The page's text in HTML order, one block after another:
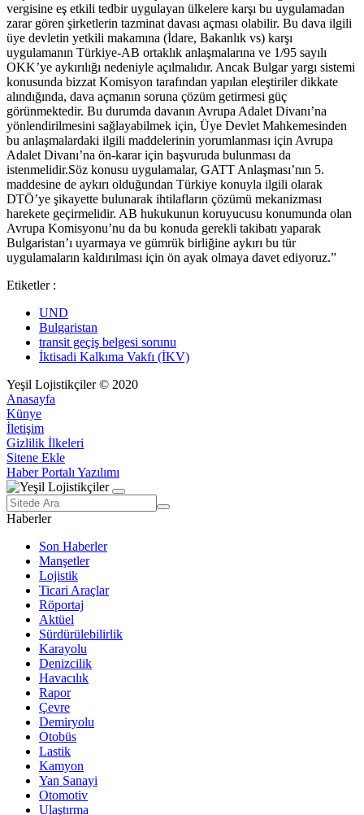
vergisine eş etkili tedbir uygulayan ülkelere karşı bu uygulamadan
zarar gören şirketlerin tazminat davası açması olabilir. Bu dava ilgili
üye devletin yetkili makamına (İdare, Bakanlık vs) karşı
uygulamanın Türkiye-AB ortaklık anlaşmalarına ve 1/95 sayılı
OKK’ye aykırılığı nedeniyle açılmalıdır. Ancak Bulgar yargı sistemi
konusunda bizzat Komisyon tarafından yapılan eleştiriler dikkate
alındığında, dava açmanın soruna çözüm getirmesi güç
görünmektedir. Bu durumda davanın Avrupa Adalet Divanı’na
yönlendirilmesini sağlayabilmek için, Üye Devlet Mahkemesinden
bu anlaşmalardaki ilgili maddelerinin yorumlanması için Avrupa
Adalet Divanı’na ön-karar için başvuruda bulunması da
istenmelidir.Söz konusu uygulamalar, GATT Anlaşması’nın 5.
maddesine de aykırı olduğundan Türkiye konuyla ilgili olarak
DTÖ’ye şikayette bulunarak ihtilafların çözümü mekanizması
harekete geçirmelidir. AB hukukunun koruyucusu konumunda olan
Avrupa Komisyonu’nu da bu konuda gerekli takibatı yaparak
Bulgaristan’ı uyarmaya ve gümrük birliğine aykırı bu tür
uygulamaların kaldırılması için ön ayak olmaya davet ediyoruz.”
Etiketler :
UND
Bulgaristan
transit geçiş belgesi sorunu
İktisadi Kalkıma Vakfı (İKV)
Yeşil Lojistikçiler © 2020
Anasayfa
Künye
İletişim
Gizlilik İlkeleri
Sitene Ekle
Haber Portalı Yazılımı
Haberler
Son Haberler
Manşetler
Lojistik
Ticari Araçlar
Röportaj
Aktüel
Sürdürülebilirlik
Karayolu
Denizcilik
Havacılık
Rapor
Çevre
Demiryolu
Otobüs
Lastik
Kamyon
Yan Sanayi
Otomotiv
Ulaştırma